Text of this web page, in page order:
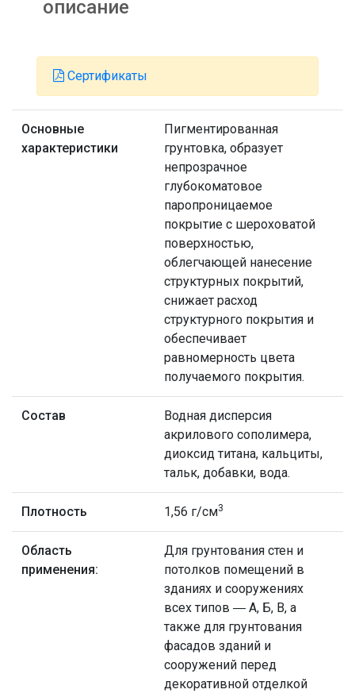
описание
Сертификаты
Основные
характеристики
Пигментированная
грунтовка, образует
непрозрачное
глубокоматовое
паропроницаемое
покрытие с шероховатой
поверхностью,
облегчающей нанесение
структурных покрытий,
снижает расход
структурного покрытия и
обеспечивает
равномерность цвета
получаемого покрытия.
Состав
Водная дисперсия
акрилового сополимера,
диоксид титана, кальциты,
тальк, добавки, вода.
Плотность 1,56 г/см3
Область
применения:
Для грунтования стен и
потолков помещений в
зданиях и сооружениях
всех типов ― А, Б, В, а
также для грунтования
фасадов зданий и
сооружений перед
декоративной отделкой